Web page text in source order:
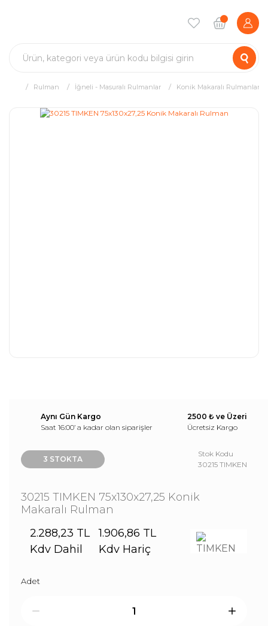
Rulman İğneli - Masuralı Rulmanlar Konik Makaralı Rulmanlar
Aynı Gün Kargo
Saat 16:00’ a kadar olan siparişler
2500 ₺ ve Üzeri
Ücretsiz Kargo
3 STOKTA
Stok Kodu
30215 TIMKEN
30215 TIMKEN 75x130x27,25 Konik
Makaralı Rulman
2.288,23 TL
Kdv Dahil
1.906,86 TL
Kdv Hariç
Adet